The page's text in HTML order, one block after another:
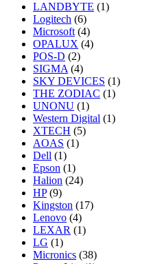
LANDBYTE (1)
Logitech (6)
Microsoft (4)
OPALUX (4)
POS-D (2)
SIGMA (4)
SKY DEVICES (1)
THE ZODIAC (1)
UNONU (1)
Western Digital (1)
XTECH (5)
AOAS (1)
Dell (1)
Epson (1)
Halion (24)
HP (9)
Kingston (17)
Lenovo (4)
LEXAR (1)
LG (1)
Micronics (38)